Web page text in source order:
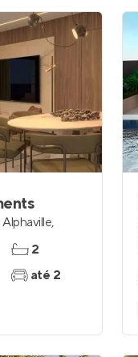
Alphaville,
2
até 2